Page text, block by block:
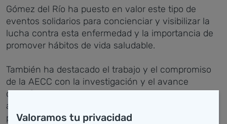
Gómez del Río ha puesto en valor este tipo de
eventos solidarios para concienciar y visibilizar la
lucha contra esta enfermedad y la importancia de
promover hábitos de vida saludable.
También ha destacado el trabajo y el compromiso
de la AECC con la investigación y el avance
científico, así como la labor de ayuda y
acompañamiento que llevan a cabo con los
pacientes y sus familias.
Valoramos tu privacidad